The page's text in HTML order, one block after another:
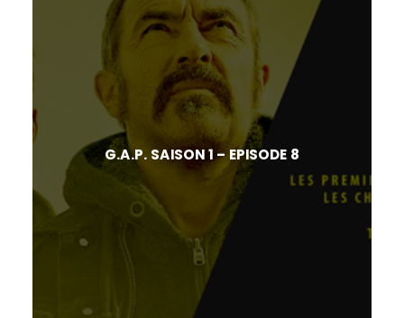
G.A.P. SAISON 1 – EPISODE 8